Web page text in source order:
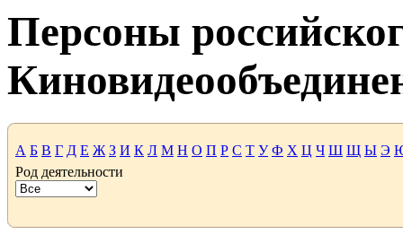
Персоны
А Б В Г Д Е Ж З И К Л М Н О П Р С Т У Ф Х Ц Ч Ш Щ Ы Э
Род деятельности